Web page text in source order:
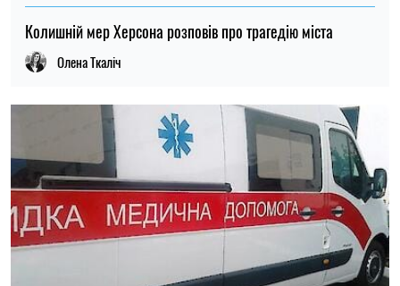
Колишній мер Херсона розповів про трагедію міста
Олена Ткаліч